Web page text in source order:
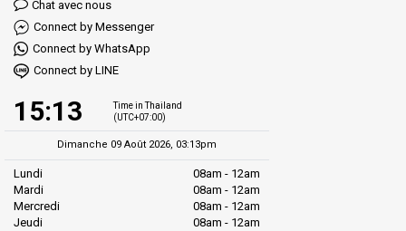
Chat avec nous
Connect by Messenger
Connect by WhatsApp
Connect by LINE
15:13
Time in Thailand
(UTC+07:00)
Dimanche 09 Août 2026, 03:13pm
Lundi
08am - 12am
Mardi
08am - 12am
Mercredi
08am - 12am
Jeudi
08am - 12am